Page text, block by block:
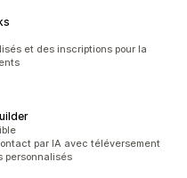
et des inscriptions pour la
par IA avec téléversement
personnalisés